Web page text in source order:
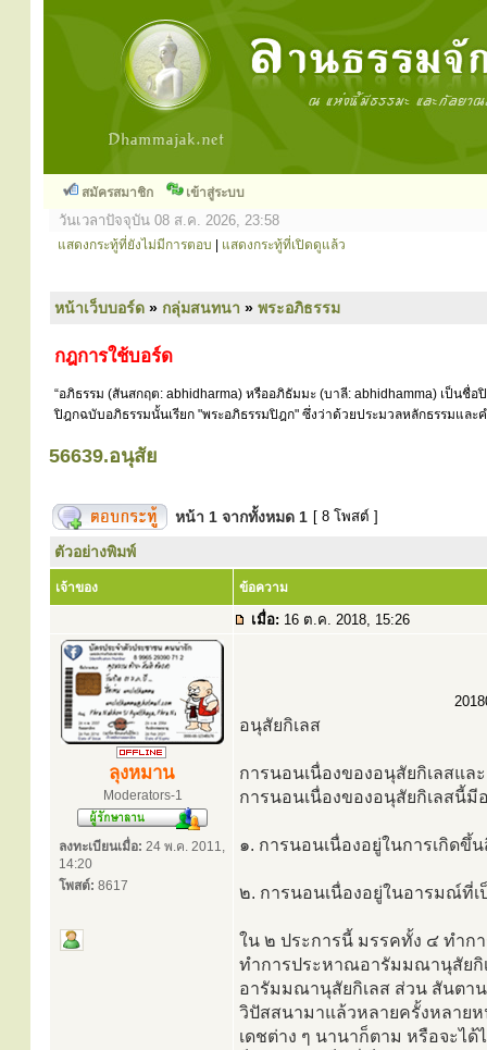
สมัครสมาชิก เข้าสู่ระบบ
วันเวลาปัจจุบัน 08 ส.ค. 2026, 23:58
แสดงกระทู้ที่ยังไม่มีการตอบ แสดงกระทู้ที่เปิดดูแล้ว
หน้าเว็บบอร์ด » กลุ่มสนทนา » พระอภิธรรม
กฎการใช้บอร์ด
“อภิธรรม (สันสกฤต: abhidharma) หรืออภิธัมมะ (บาลี: abhidhamma) เป็น
ปิฎกฉบับอภิธรรมนั้นเรียก "พระอภิธรรมปิฎก" ซึ่งว่าด้วยประมวลหลักธรรมแล
56639.อนุสัย
หน้า 1 จากทั้งหมด 1 [ 8 โพสต์ ]
ตัวอย่างพิมพ์
เจ้าของ ข้อความ
เมื่อ: 16 ต.ค. 2018, 15:26
ลุงหมาน
Moderators-1
ลงทะเบียนเมื่อ: 24 พ.ค. 2011,
14:20
โพสต์: 8617
อนุสัยกิเลส
การนอนเนื่องของอนุสัยกิเลสแ
การนอนเนื่องของอนุสัยกิเลสนี้มี
๑. การนอนเนื่องอยู่ในการเกิด
๒. การนอนเนื่องอยู่ในอารมณ์ที่
ใน ๒ ประการนี้ มรรคทั้ง ๔ ทำ
ทำการประหาณอารัมมณานุสัยกิ
อารัมมณานุสัยกิเลส ส่วน สันตา
วิปัสสนามาแล้วหลายครั้งหลาย
เดชต่าง ๆ นานาก็ตาม หรือจะไ